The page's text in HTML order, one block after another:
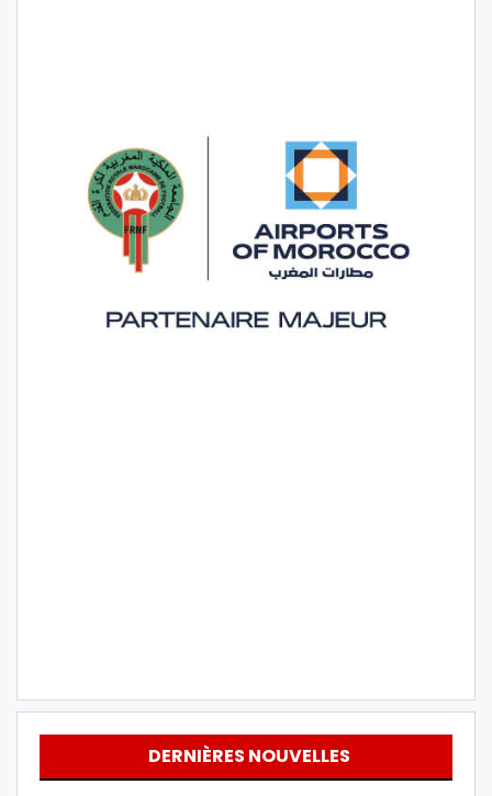
DERNIÈRES NOUVELLES